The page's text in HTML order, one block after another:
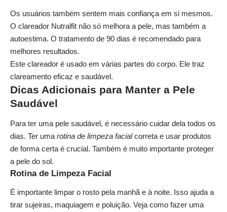
Os usuários também sentem mais confiança em si mesmos.
O clareador Nutralfit não só melhora a pele, mas também a
autoestima. O tratamento de 90 dias é recomendado para
melhores resultados.
Este clareador é usado em várias partes do corpo. Ele traz
clareamento eficaz e saudável.
Dicas Adicionais para Manter a Pele
Saudável
Para ter uma pele saudável, é necessário cuidar dela todos os
dias. Ter uma rotina de limpeza facialcorreta e usar produtos
de forma certa é crucial. Também é muito importante proteger
a pele do sol.
Rotina de Limpeza Facial
É importante limpar o rosto pela manhã e à noite. Isso ajuda a
tirar sujeiras, maquiagem e poluição. Veja como fazer uma